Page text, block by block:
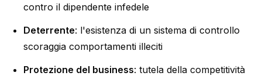
contro il dipendente infedele
Deterrente: l'esistenza di un sistema di controllo
scoraggia comportamenti illeciti
Protezione del business: tutela della competitività